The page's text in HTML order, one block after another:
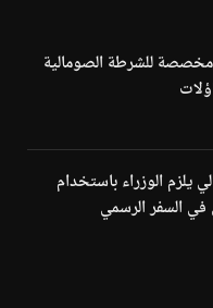
للشرطة الصومالية
يلزم الوزراء باستخدام
في السفر الرسمي